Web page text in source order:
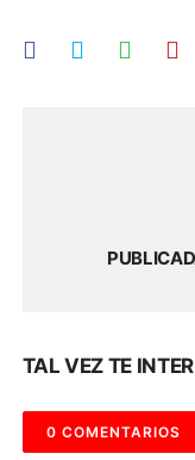
TAL VEZ TE
0 COMENTARIOS